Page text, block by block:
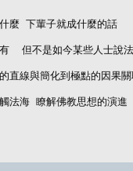
麼 下輩子就成什麼的話
但不是如今某些人士說
直線與簡化到極點的因果
法海 瞭解佛教思想的演